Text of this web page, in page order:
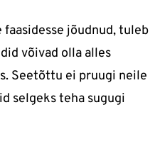
jõudnud, tuleb
võivad olla alles
Seetõttu ei pruugi neile
selgeks teha sugugi